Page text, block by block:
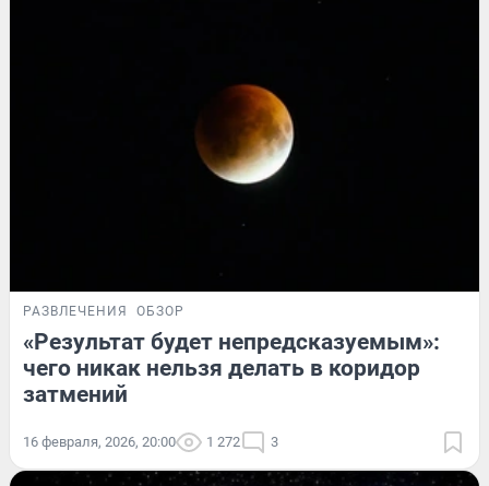
РАЗВЛЕЧЕНИЯ ОБЗОР
«Результат будет непредсказуемым»:
чего никак нельзя делать в коридор
затмений
16 февраля, 2026, 20:00 1 272 3